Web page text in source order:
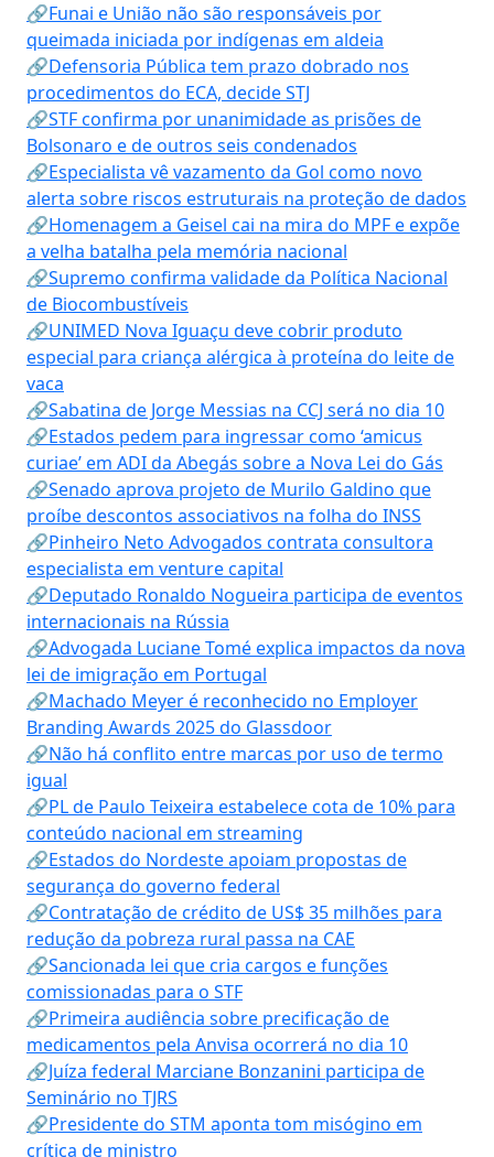
🔗Funai e União não são responsáveis por
queimada iniciada por indígenas em aldeia
🔗Defensoria Pública tem prazo dobrado nos
procedimentos do ECA, decide STJ
🔗STF confirma por unanimidade as prisões de
Bolsonaro e de outros seis condenados
🔗Especialista vê vazamento da Gol como novo
alerta sobre riscos estruturais na proteção de dados
🔗Homenagem a Geisel cai na mira do MPF e expõe
a velha batalha pela memória nacional
🔗Supremo confirma validade da Política Nacional
de Biocombustíveis
🔗UNIMED Nova Iguaçu deve cobrir produto
especial para criança alérgica à proteína do leite de
vaca
🔗Sabatina de Jorge Messias na CCJ será no dia 10
🔗Estados pedem para ingressar como ‘amicus
curiae’ em ADI da Abegás sobre a Nova Lei do Gás
🔗Senado aprova projeto de Murilo Galdino que
proíbe descontos associativos na folha do INSS
🔗Pinheiro Neto Advogados contrata consultora
especialista em venture capital
🔗Deputado Ronaldo Nogueira participa de eventos
internacionais na Rússia
🔗Advogada Luciane Tomé explica impactos da nova
lei de imigração em Portugal
🔗Machado Meyer é reconhecido no Employer
Branding Awards 2025 do Glassdoor
🔗Não há conflito entre marcas por uso de termo
igual
🔗PL de Paulo Teixeira estabelece cota de 10% para
conteúdo nacional em streaming
🔗Estados do Nordeste apoiam propostas de
segurança do governo federal
🔗Contratação de crédito de US$ 35 milhões para
redução da pobreza rural passa na CAE
🔗Sancionada lei que cria cargos e funções
comissionadas para o STF
🔗Primeira audiência sobre precificação de
medicamentos pela Anvisa ocorrerá no dia 10
🔗Juíza federal Marciane Bonzanini participa de
Seminário no TJRS
🔗Presidente do STM aponta tom misógino em
crítica de ministro